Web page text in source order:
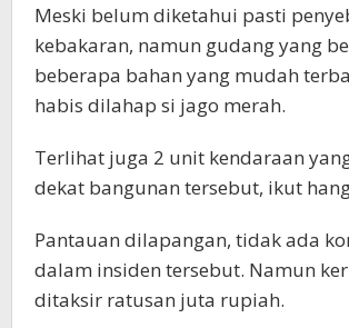
Meski belum diketahui pasti
kebakaran, namun gudang yang
beberapa bahan yang mudah
habis dilahap si jago merah.
Terlihat juga 2 unit kendaraan
dekat bangunan tersebut, ikut
Pantauan dilapangan, tidak ada
dalam insiden tersebut. Namun
ditaksir ratusan juta rupiah.